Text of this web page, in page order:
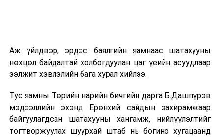
Аж үйлдвэр, эрдэс баялгийн яамнаас шатахууны
нөхцөл байдалтай холбогдуулан цаг үеийн асуудлаар
ээлжит хэвлэлийн бага хурал хийлээ.
Тус яамны Төрийн нарийн бичгийн дарга Б.Дашпүрэв
мэдээллийн эхэнд Ерөнхий сайдын захирамжаар
байгуулагдсан шатахууны хангамж, нийлүүлэлтийг
тогтворжуулах шуурхай штаб нь богино хугацаанд